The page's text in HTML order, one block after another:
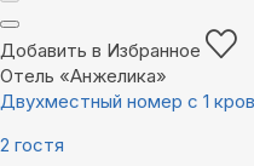
Добавить в Избранное
Отель «Анжелика»
Двухместный номер с 1
2 гостя